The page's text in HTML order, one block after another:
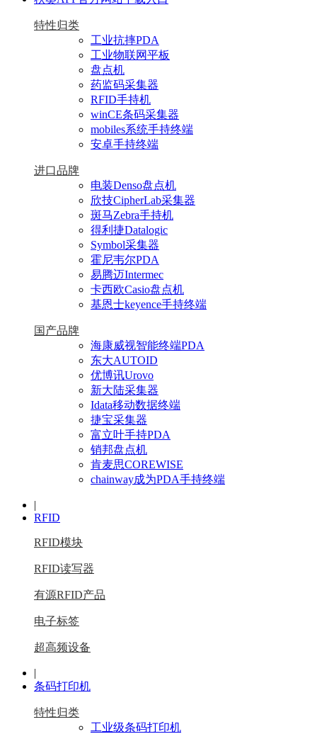
特性归类
工业抗摔PDA
工业物联网平板
盘点机
药监码采集器
RFID手持机
winCE条码采集器
mobiles系统手持终端
安卓手持终端
进口品牌
电装Denso盘点机
欣技CipherLab采集器
斑马Zebra手持机
得利捷Datalogic
Symbol采集器
霍尼韦尔PDA
易腾迈Intermec
卡西欧Casio盘点机
基恩士keyence手持终端
国产品牌
海康威视智能终端PDA
东大AUTOID
优博讯Urovo
新大陆采集器
Idata移动数据终端
捷宝采集器
富立叶手持PDA
销邦盘点机
肯麦思COREWISE
chainway成为PDA手持终端
|
RFID
RFID模块
RFID读写器
有源RFID产品
电子标签
超高频设备
|
条码打印机
特性归类
工业级条码打印机